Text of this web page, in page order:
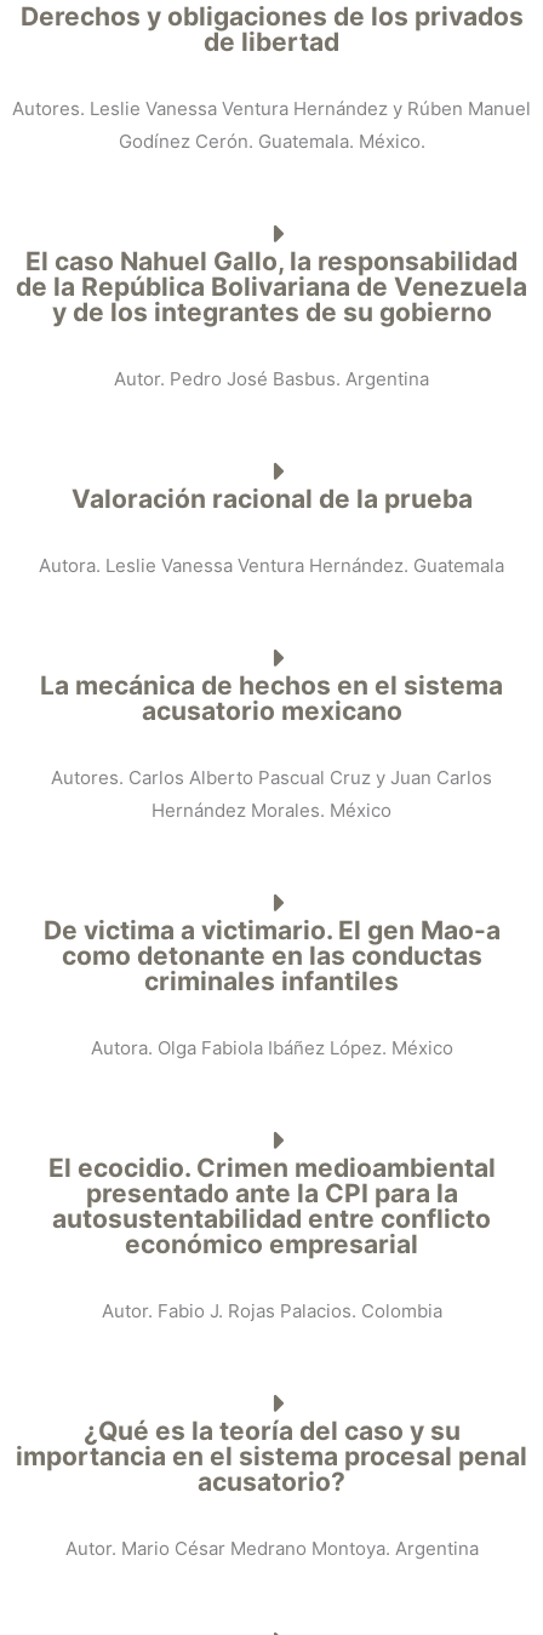
Derechos y obligaciones de los privados
de libertad
Autores. Leslie Vanessa Ventura Hernández y Rúben Manuel
Godínez Cerón. Guatemala. México.
El caso Nahuel Gallo, la responsabilidad
de la República Bolivariana de Venezuela
y de los integrantes de su gobierno
Autor. Pedro José Basbus. Argentina
Valoración racional de la prueba
Autora. Leslie Vanessa Ventura Hernández. Guatemala
La mecánica de hechos en el sistema
acusatorio mexicano
Autores. Carlos Alberto Pascual Cruz y Juan Carlos
Hernández Morales. México
De victima a victimario. El gen Mao-a
como detonante en las conductas
criminales infantiles
Autora. Olga Fabiola Ibáñez López. México
El ecocidio. Crimen medioambiental
presentado ante la CPI para la
autosustentabilidad entre conflicto
económico empresarial
Autor. Fabio J. Rojas Palacios. Colombia
¿Qué es la teoría del caso y su
importancia en el sistema procesal penal
acusatorio?
Autor. Mario César Medrano Montoya. Argentina